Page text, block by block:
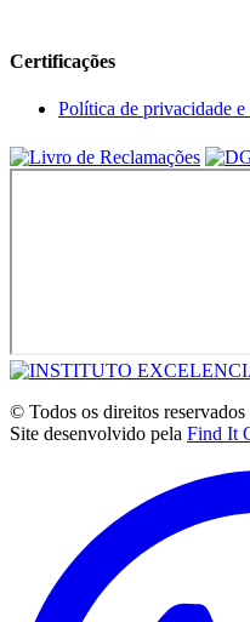
Certificações
Política de privacidade e
© Todos os direitos
Site desenvolvido pela Find It